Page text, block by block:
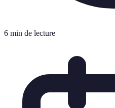
6 min de lecture